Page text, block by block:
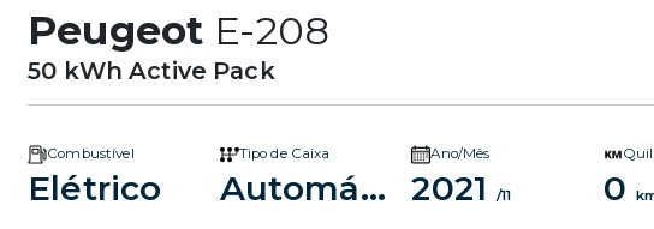
Peugeot E-208
50 kWh Active Pack
Combustível
Elétrico
Tipo de Caixa
Automático
Ano/Mês
2021/11 0